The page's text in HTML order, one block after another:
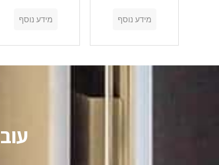
מידע נוסף מידע נוסף